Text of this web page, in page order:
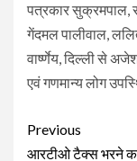
पत्रकार सुक्रमपाल,
गेंदमल पालीवाल,
वार्ष्णेय, दिल्ली से
एवं गणमान्य लोग
Post
Previous
आरटीओ टैक्स भरने